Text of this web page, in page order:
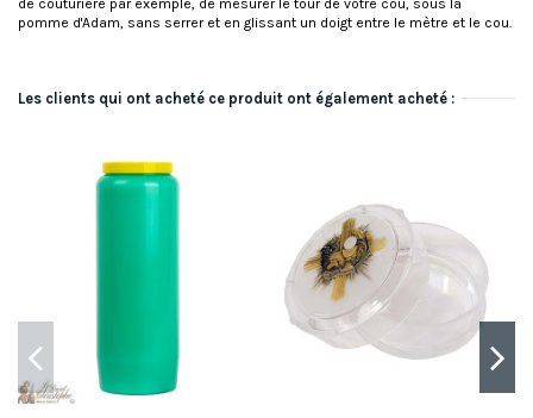
de couturière par exemple, de mesurer le tour de votre cou, sous la
pomme d'Adam, sans serrer et en glissant un doigt entre le mètre et le cou.
Les clients qui ont acheté ce produit ont également acheté :